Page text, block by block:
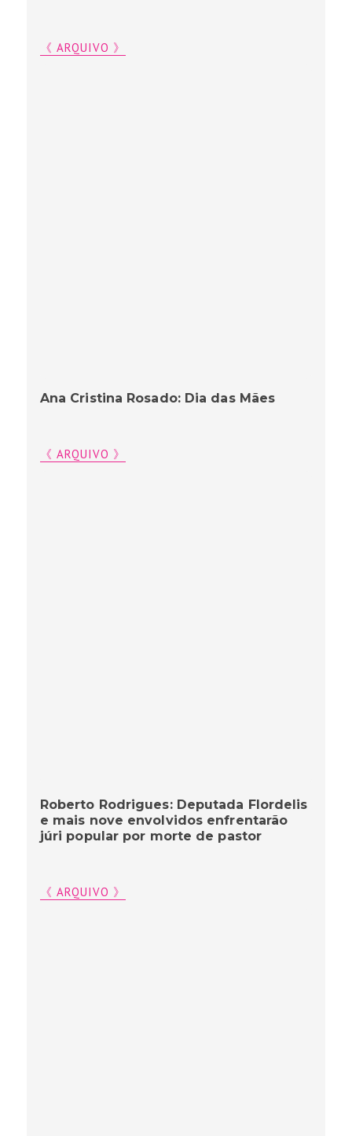
《 ARQUIVO 》
Ana Cristina Rosado: Dia das Mães
《 ARQUIVO 》
Roberto Rodrigues: Deputada Flordelis
e mais nove envolvidos enfrentarão
júri popular por morte de pastor
《 ARQUIVO 》